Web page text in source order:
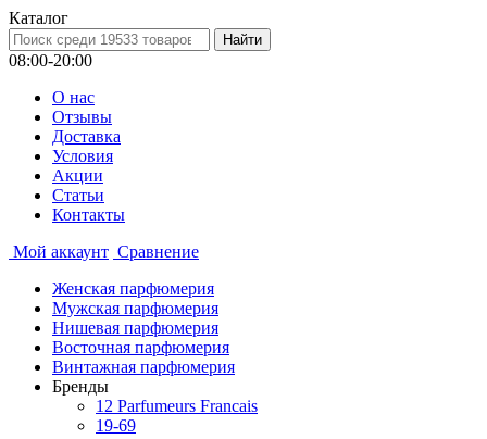
Каталог
08:00-20:00
О нас
Отзывы
Доставка
Условия
Aкции
Статьи
Контакты
Мой аккаунт Сравнение
Женская парфюмерия
Мужская парфюмерия
Нишевая парфюмерия
Восточная парфюмерия
Винтажная парфюмерия
Бренды
12 Parfumeurs Francais
19-69